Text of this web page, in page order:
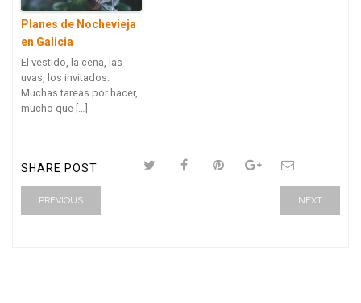
Planes de Nochevieja
en Galicia
El vestido, la cena, las
uvas, los invitados.
Muchas tareas por hacer,
mucho que […]
SHARE POST
PREVIOUS NEXT